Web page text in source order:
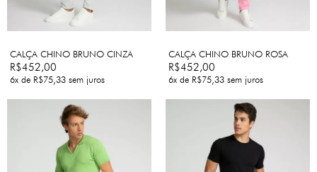
CALÇA CHINO BRUNO CINZA
R$452,00
6x de R$75,33 sem juros
CALÇA CHINO BRUNO ROSA
R$452,00
6x de R$75,33 sem juros